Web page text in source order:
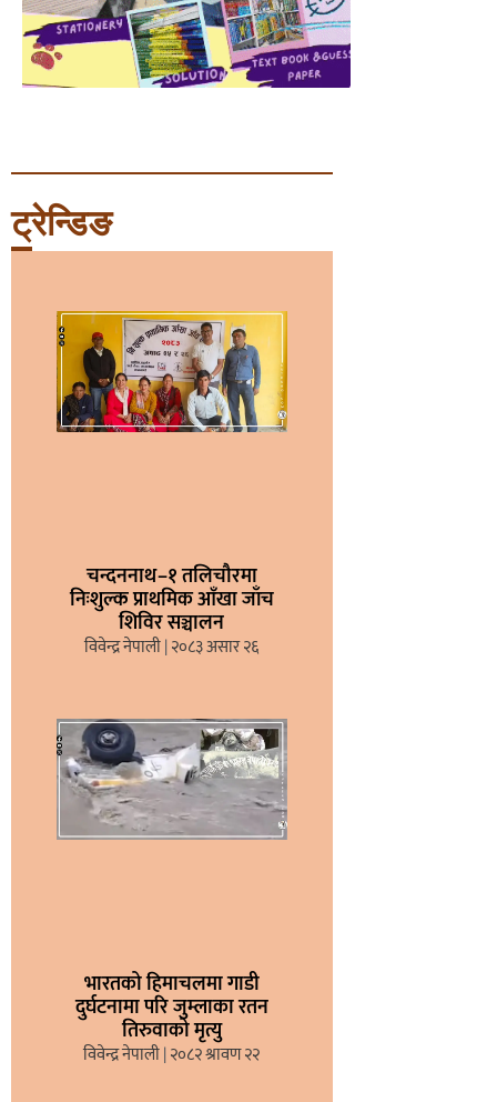
ट्रेन्डिङ
चन्दननाथ–१ तलिचौरमा
निःशुल्क प्राथमिक आँखा जाँच
शिविर सञ्चालन
विवेन्द्र नेपाली २०८३ असार २६
भारतको हिमाचलमा गाडी
दुर्घटनामा परि जुम्लाका रतन
तिरुवाको मृत्यु
विवेन्द्र नेपाली २०८२ श्रावण २२